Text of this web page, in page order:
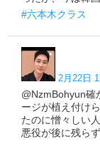
#六本木クラス
2月22日
@NzmBohyun確
ージが植え付け
たのに憎々しい
悪役が後に残ら